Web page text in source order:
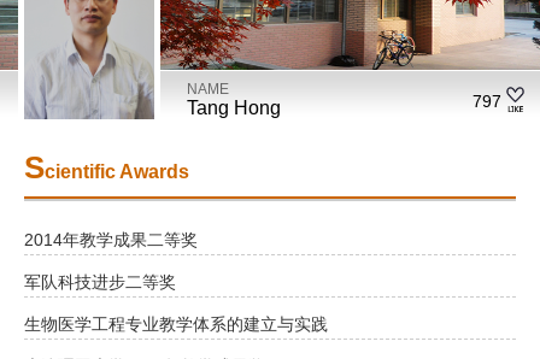
NAME
Tang Hong 797
Scientific Awards
2014年教学成果二等奖
军队科技进步二等奖
生物医学工程专业教学体系的建立与实践